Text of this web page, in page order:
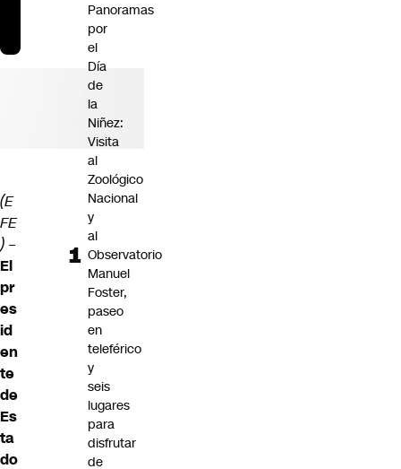
(E
FE
) –
El
pr
es
id
en
te
de
Es
ta
do
Panoramas
por
el
Día
de
la
Niñez:
Visita
al
Zoológico
Nacional
y
al
Observatorio
Manuel
Foster,
paseo
en
teleférico
y
seis
lugares
para
disfrutar
de